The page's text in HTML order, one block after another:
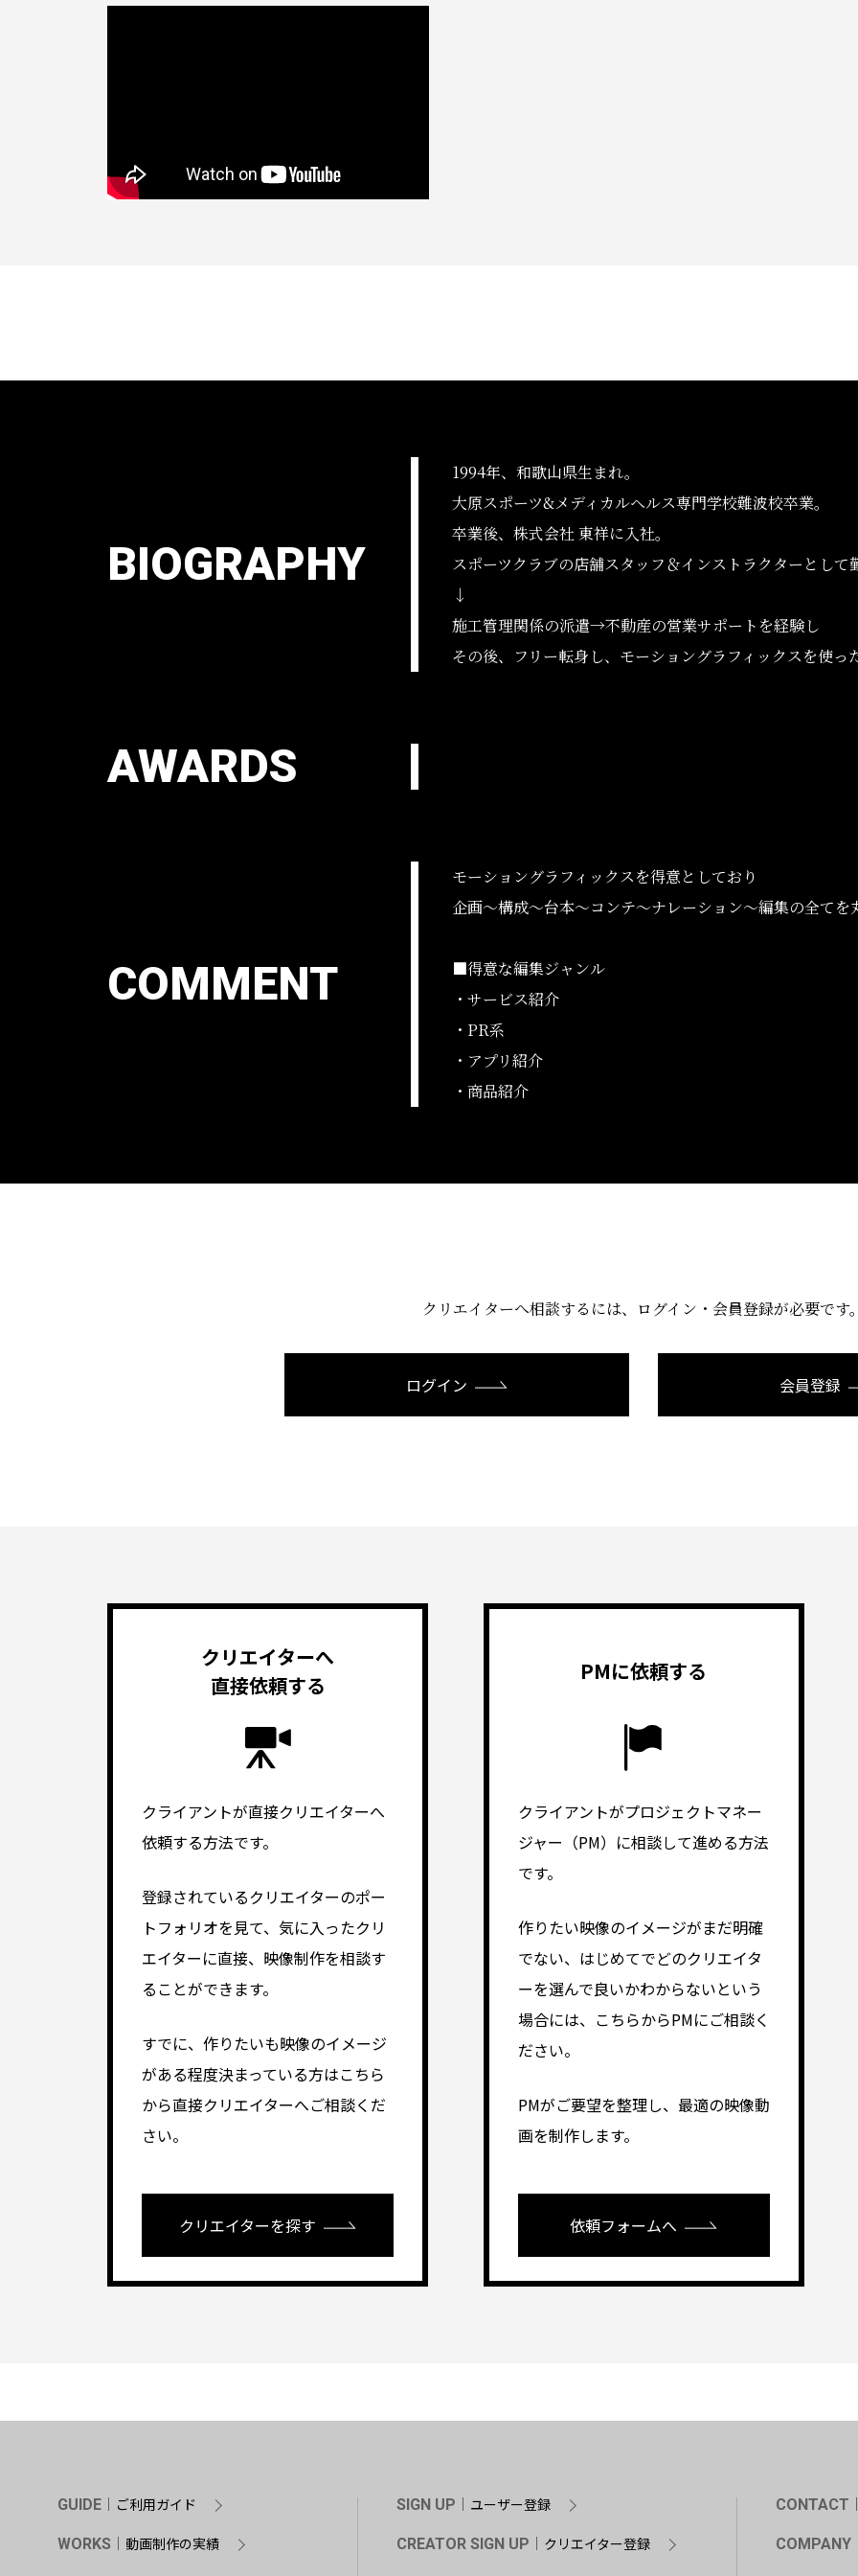
BIOGRAPHY
1994年、和歌山県生まれ。
大原スポーツ&メディカルヘルス専門学校難波校卒業。
卒業後、株式会社 東祥に入社。
スポーツクラブの店舗スタッフ＆インストラクターとして
↓
施工管理関係の派遣→不動産の営業サポートを経験し
その後、フリー転身し、モーショングラフィックスを使っ
AWARDS
COMMENT
モーショングラフィックスを得意としており
企画～構成～台本～コンテ～ナレーション～編集の全てを
■得意な編集ジャンル
・サービス紹介
・PR系
・アプリ紹介
・商品紹介
クリエイターへ相談するには、 ログイン・会員登録が必要です。
ログイン 会員登録
クリエイターへ
直接依頼する
クライアントが直接クリエイターへ
依頼する方法です。
登録されているクリエイターのポー
トフォリオを見て、気に入ったクリ
エイターに直接、映像制作を相談す
ることができます。
すでに、作りたいも映像のイメージ
がある程度決まっている方はこちら
から直接クリエイターへご相談くだ
さい。
クリエイターを探す
PMに依頼する
クライアントがプロジェクトマネー
ジャー（PM）に相談して進める方法
です。
作りたい映像のイメージがまだ明確
でない、はじめてでどのクリエイタ
ーを選んで良いかわからないという
場合には、こちらからPMにご相談く
ださい。
PMがご要望を整理し、最適の映像動
画を制作します。
依頼フォームへ
GUIDE ご利用ガイド
WORKS 動画制作の実績
SIGN UP ユーザー登録
CREATOR SIGN UP クリエイター登録
CONTACT
COMPANY